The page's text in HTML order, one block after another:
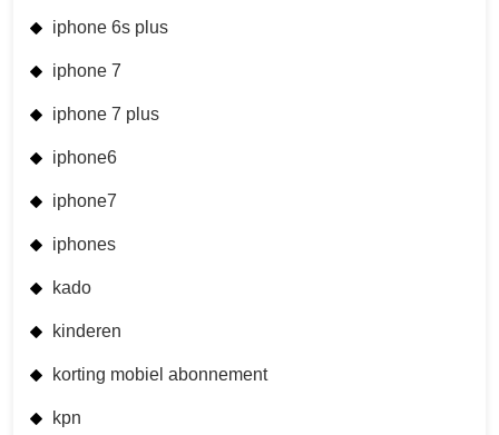
iphone 6s plus
iphone 7
iphone 7 plus
iphone6
iphone7
iphones
kado
kinderen
korting mobiel abonnement
kpn